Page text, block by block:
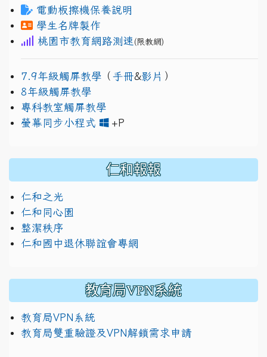
電動板擦機保養說明
學生名牌製作
桃園市教育網路測速 (限教網)
7.9年級觸屏教學 （ 手冊&影片 ）
8年級觸屏教學
專科教室觸屏教學
螢幕同步小程式
+P
仁和報報
仁和之光
仁和同心園
整潔秩序
仁和國中退休聯誼會專網
教育局VPN系統
教育局VPN系統
教育局雙重驗證及VPN解鎖需求申請